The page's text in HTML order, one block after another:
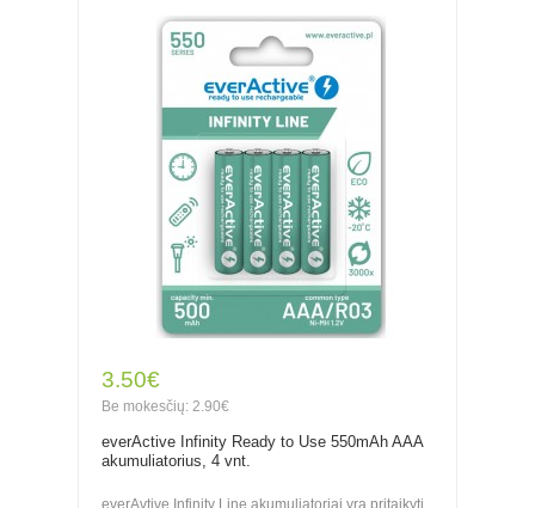
3.50€
Be mokesčių: 2.90€
everActive Infinity Ready to Use 550mAh AAA
akumuliatorius, 4 vnt.
everAvtive Infinity Line akumuliatoriai yra pritaikyti